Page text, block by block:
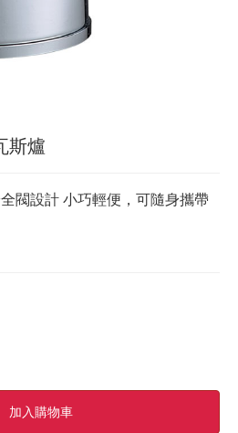
斯爐
閥設計 小巧輕便，可隨身攜帶
加入購物車